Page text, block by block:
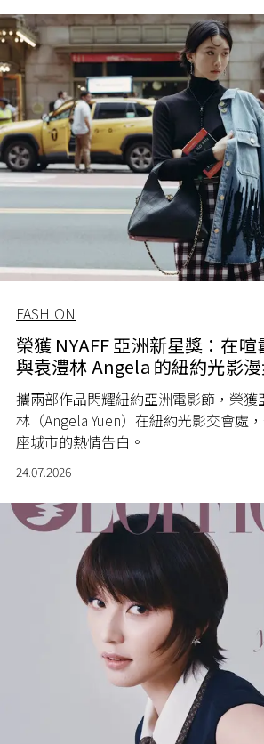
FASHION
榮獲 NYAFF 亞洲新星獎：在喧
與袁澧林 Angela 的紐約光影
攜兩部作品閃耀紐約亞洲電影節，榮獲
林（Angela Yuen）在紐約光影交會處
座城市的熱情告白。
24.07.2026